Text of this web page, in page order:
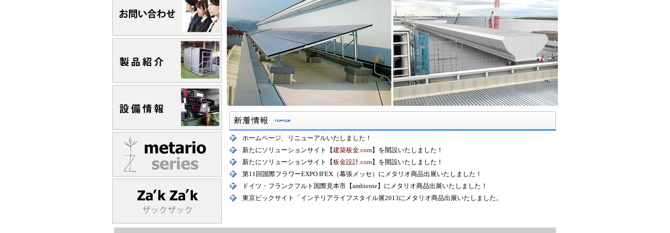
ホームページ、リニューアルいたしました！
新たにソリューションサイト【建築板金.com】を開設いたしました！
新たにソリューションサイト【板金設計.com】を開設いたしました！
第11回国際フラワーEXPO IFEX（幕張メッセ）にメタリオ商品出展いたしました！
ドイツ・フランクフルト国際見本市【ambiente】にメタリオ商品出展いたしました！
東京ビックサイト「インテリアライフスタイル展2013にメタリオ商品出展いたしました。